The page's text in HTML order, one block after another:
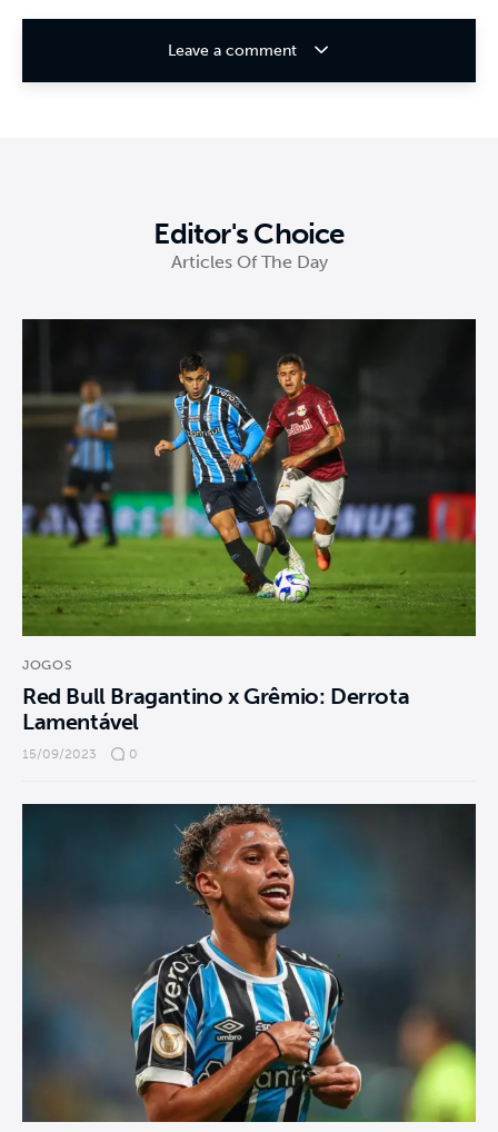
Leave a comment
Editor's Choice
Articles Of The Day
JOGOS
Red Bull Bragantino x Grêmio: Derrota
Lamentável
15/09/2023 0